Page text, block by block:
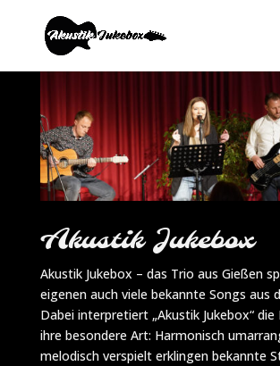
Akustik Jukebox
Akustik Jukebox – das Trio aus Gießen
eigenen auch viele bekannte Songs aus
Dabei interpretiert „Akustik Jukebox“ die
ihre besondere Art: Harmonisch
melodisch verspielt erklingen bekannte